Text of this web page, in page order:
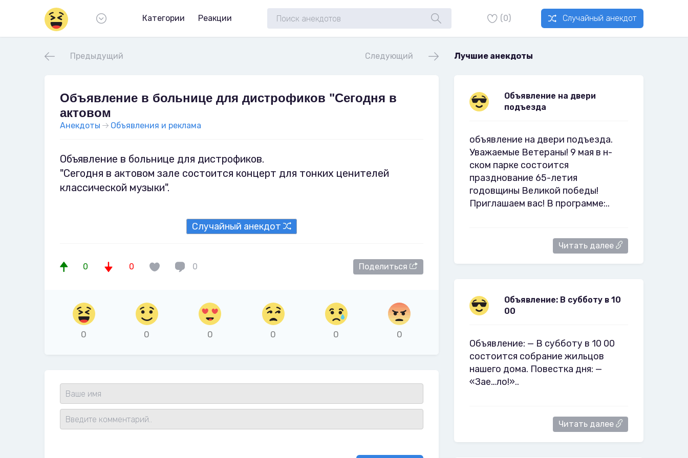
Категории Реакции (0) Случайный анекдот
Предыдущий Следующий Лучшие анекдоты
Объявление в больнице для дистрофиков "Сегодня в
актовом
Анекдоты Объявления и реклама
Объявление в больнице для дистрофиков.
"Сегодня в актовом зале состоится концерт для тонких ценителей
классической музыки".
Случайный анекдот
0 0 0 Поделиться
0 0 0 0 0 0
Объявление на двери
подъезда
объявление на двери подъезда.
Уважаемые Ветераны! 9 мая в н-
ском парке состоится
празднование 65-летия
годовщины Великой победы!
Приглашаем вас! В программе:..
Читать далее
Объявление: В субботу в 10
00
Объявление: — В субботу в 10 00
состоится собрание жильцов
нашего дома. Повестка дня: —
«Зае…ло!»..
Читать далее